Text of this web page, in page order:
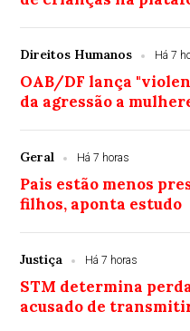
Direitos Humanos Há 7
OAB/DF lança
da agressão a
Geral Há 7 horas
Pais estão menos
filhos, aponta estudo
Justiça Há 7 horas
STM determina
acusado de